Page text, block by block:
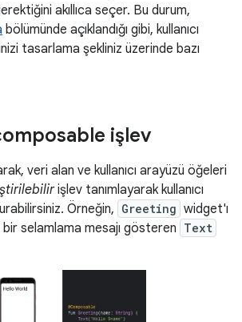
akıllıca seçer. Bu durum,
bölümünde açıklandığı gibi, kullanıcı
tasarlama şekliniz üzerinde bazı
işlev
veri alan ve kullanıcı arayüzü öğeleri
işlev tanımlayarak kullanıcı
Örneğin, Greeting widget'ı
bir selamlama mesajı gösteren Text